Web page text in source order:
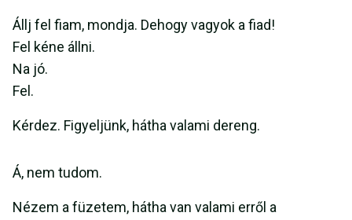
Állj fel fiam, mondja. Dehogy vagyok a fiad!
Fel kéne állni.
Na jó.
Fel.
Kérdez. Figyeljünk, hátha valami dereng.
Á, nem tudom.
Nézem a füzetem, hátha van valami erről a